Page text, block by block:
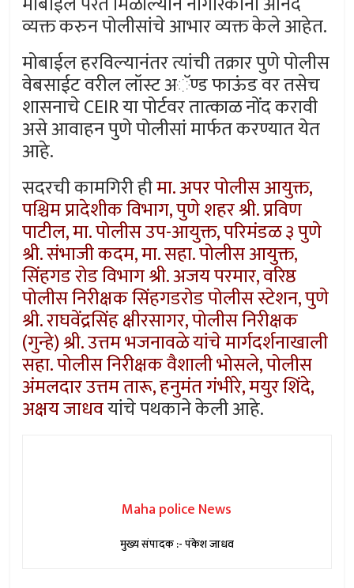
व्यक्त करुन पोलीसांचे आभार व्यक्त केले आहेत.
मोबाईल हरविल्यानंतर त्यांची तक्रार पुणे पोलीस
वेबसाईट वरील लॉस्ट अॅण्ड फाऊंड वर तसेच
शासनाचे CEIR या पोर्टवर तात्काळ नोंद करावी
असे आवाहन पुणे पोलीसां मार्फत करण्यात येत
आहे.
सदरची कामगिरी हीमा. अपर पोलीस आयुक्त,
पश्चिम प्रादेशीक विभाग, पुणे शहर श्री. प्रविण
पाटील, मा. पोलीस उप-आयुक्त, परिमंडळ ३ पुणे
श्री. संभाजी कदम, मा. सहा. पोलीस आयुक्त,
सिंहगड रोड विभाग श्री. अजय परमार, वरिष्ठ
पोलीस निरीक्षक सिंहगडरोड पोलीस स्टेशन, पुणे
श्री. राघवेंद्रसिंह क्षीरसागर, पोलीस निरीक्षक
(गुन्हे) श्री. उत्तम भजनावळे यांचे मार्गदर्शनाखाली
सहा. पोलीस निरीक्षक वैशाली भोसले, पोलीस
अंमलदार उत्तम तारू, हनुमंत गंभीरे, मयुर शिंदे,
अक्षय जाधवयांचे पथकाने केली आहे.
Maha police News
मुख्य संपादक :- पंकेश जाधव